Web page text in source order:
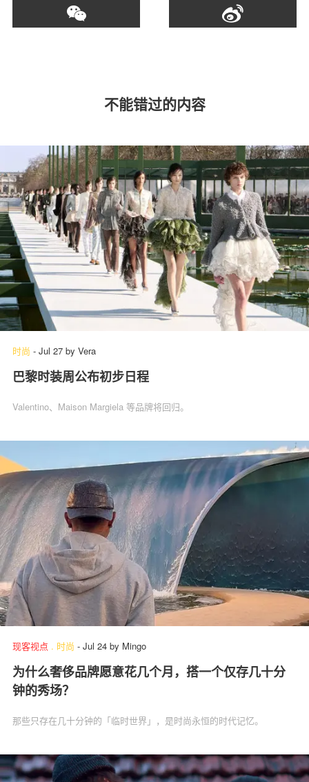
不能错过的内容
时尚 - Jul 27 by Vera
巴黎时装周公布初步日程
Valentino、Maison Margiela 等品牌将回归。
现客视点 . 时尚 - Jul 24 by Mingo
为什么奢侈品牌愿意花几个月，搭一个仅存几十分
钟的秀场？
那些只存在几十分钟的「临时世界」，是时尚永恒的时代记忆。